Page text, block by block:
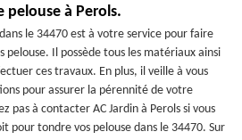
pelouse à Perols.
le 34470 est à votre service pour faire
pelouse. Il possède tous les matériaux ainsi
ces travaux. En plus, il veille à vous
pour assurer la pérennité de votre
pas à contacter AC Jardin à Perols si vous
pour tondre vos pelouse dans le 34470. Sur